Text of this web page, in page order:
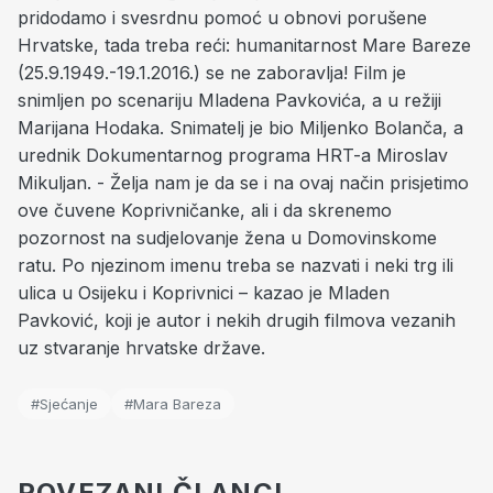
pridodamo i svesrdnu pomoć u obnovi porušene
Hrvatske, tada treba reći: humanitarnost Mare Bareze
(25.9.1949.-19.1.2016.) se ne zaboravlja! Film je
snimljen po scenariju Mladena Pavkovića, a u režiji
Marijana Hodaka. Snimatelj je bio Miljenko Bolanča, a
urednik Dokumentarnog programa HRT-a Miroslav
Mikuljan. - Želja nam je da se i na ovaj način prisjetimo
ove čuvene Koprivničanke, ali i da skrenemo
pozornost na sudjelovanje žena u Domovinskome
ratu. Po njezinom imenu treba se nazvati i neki trg ili
ulica u Osijeku i Koprivnici – kazao je Mladen
Pavković, koji je autor i nekih drugih filmova vezanih
uz stvaranje hrvatske države.
#Sjećanje #Mara Bareza